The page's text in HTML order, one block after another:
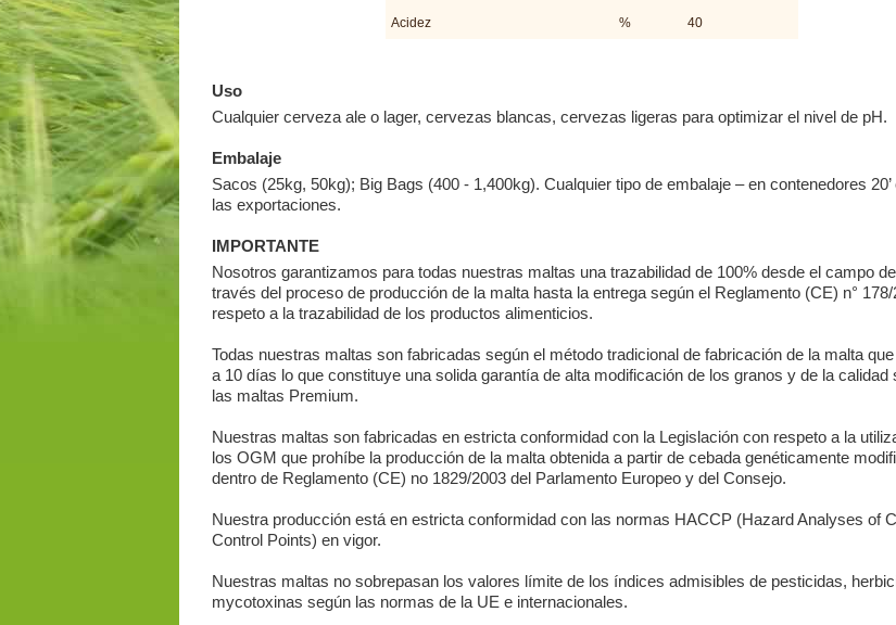
Acidez % 40
Uso
Cualquier cerveza ale o lager, cervezas blancas, cervezas ligeras para optimizar el nivel de pH.
Embalaje
Sacos (25kg, 50kg); Big Bags (400 - 1,400kg). Cualquier tipo de embalaje – en contenedores 20’
las exportaciones.
IMPORTANTE
Nosotros garantizamos para todas nuestras maltas una trazabilidad de 100% desde el campo
través del proceso de producción de la malta hasta la entrega según el Reglamento (CE) n°
respeto a la trazabilidad de los productos alimenticios.
Todas nuestras maltas son fabricadas según el método tradicional de fabricación de la malta
a 10 días lo que constituye una solida garantía de alta modificación de los granos y de la calidad
las maltas Premium.
Nuestras maltas son fabricadas en estricta conformidad con la Legislación con respeto a la
los OGM que prohíbe la producción de la malta obtenida a partir de cebada genéticamente
dentro de Reglamento (CE) no 1829/2003 del Parlamento Europeo y del Consejo.
Nuestra producción está en estricta conformidad con las normas HACCP (Hazard Analyses of
Control Points) en vigor.
Nuestras maltas no sobrepasan los valores límite de los índices admisibles de pesticidas,
mycotoxinas según las normas de la UE e internacionales.